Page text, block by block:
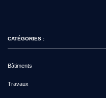
CATÉGORIES :
Bâtiments
Travaux